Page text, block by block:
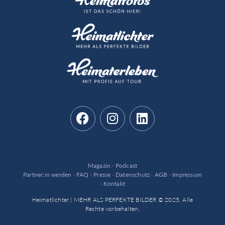
Magazin · Podcast
Partner:in werden · FAQ · Presse · Datenschutz · AGB · Impressum
· Kontakt
Heimatlichter | MEHR ALS PERFEKTE BILDER © 2025. Alle
Rechte vorbehalten.